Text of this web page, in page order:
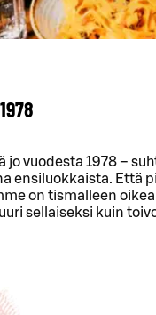
jo vuodesta 1978 –
ensiluokkaista. Että
on tismalleen
sellaiseksi kuin